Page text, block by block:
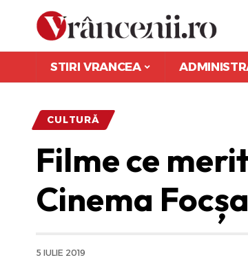
STIRI VRANCEA
CULTURĂ
Filme ce
Cinema
5 IULIE 2019